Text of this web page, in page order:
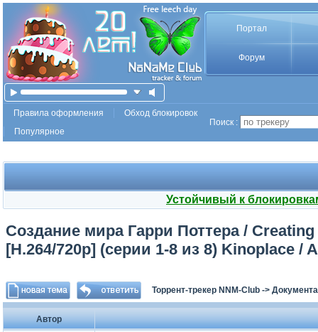
Портал
Форум
Правила оформления
Обход блокировок
Популярное
Поиск :
Устойчивый к
Создание мира Гарри Поттера /
[H.264/720p] (серии 1-8 из 8) Kinoplace /
Торрент-трекер NNM-Club ->
Автор